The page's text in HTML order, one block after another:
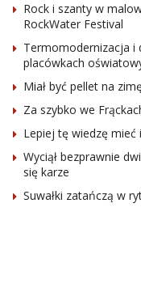
Rock i szanty w
RockWater Festival
Termomodernizacja i
placówkach
Miał być pellet na
Za szybko we
Lepiej tę wiedzę mieć
Wyciął bezprawnie
się karze
Suwałki zatańczą w